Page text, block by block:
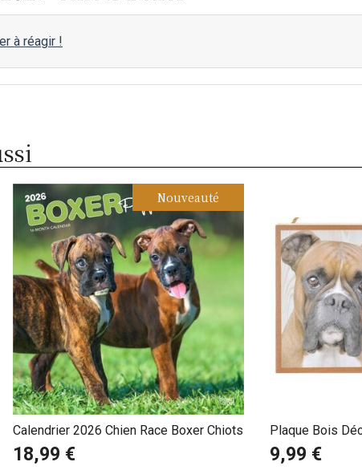
à réagir !
Nouveauté
Calendrier 2026 Chien Race Boxer Chiots
18,99 €
Plaque Bois
9,99 €